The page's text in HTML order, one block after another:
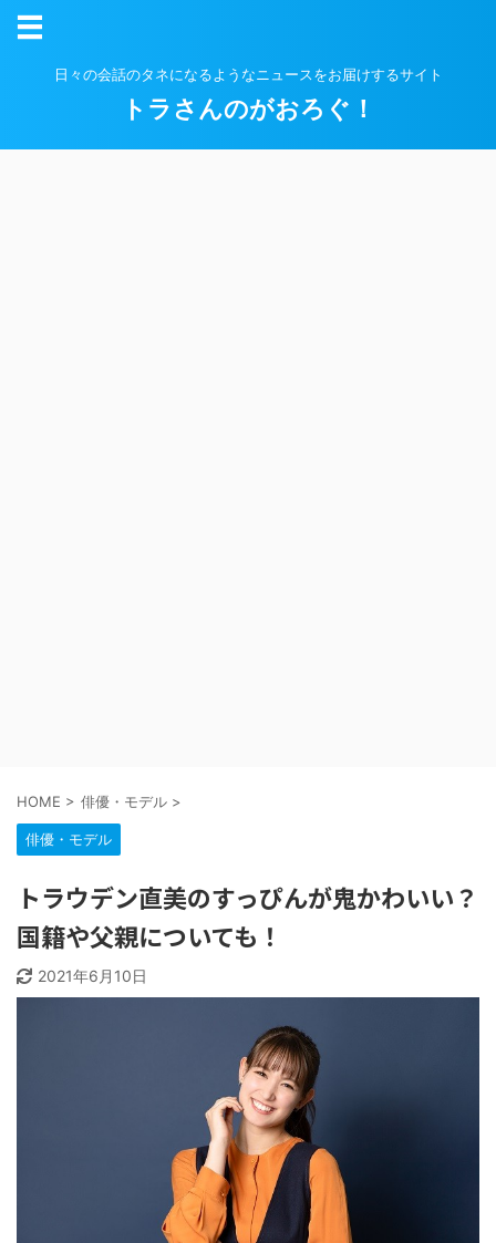
日々の会話のタネになるようなニュースをお届けするサイト
トラさんのがおろぐ！
HOME > 俳優・モデル >
俳優・モデル
トラウデン直美のすっぴんが鬼かわいい？
国籍や父親についても！
2021年6月10日